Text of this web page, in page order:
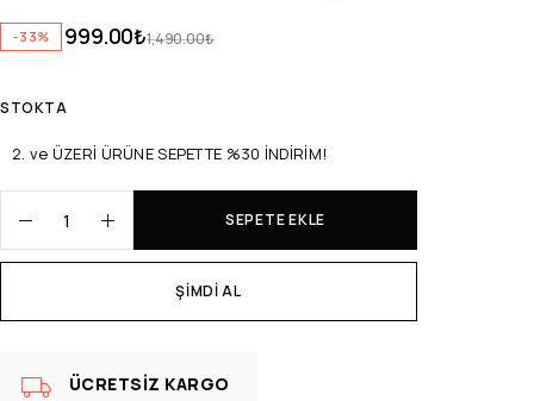
-33% 1,490.00₺
999.00₺
STOKTA
2. ve ÜZERİ ÜRÜNE SEPETTE %30 İNDİRİM!
SEPETE EKLE
ŞIMDI AL
ÜCRETSIZ KARGO